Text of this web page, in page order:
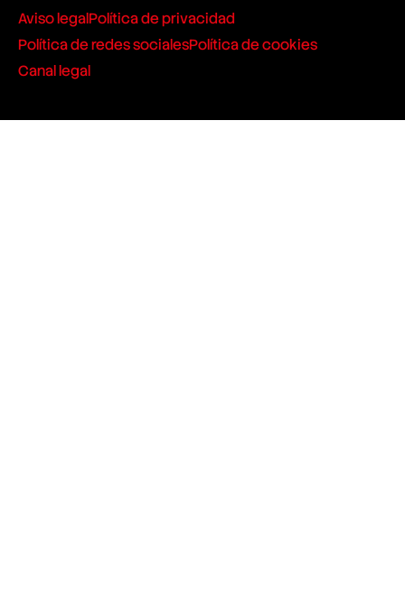
Aviso legalPolítica de privacidad
Política de redes socialesPolítica de cookies
Canal legal